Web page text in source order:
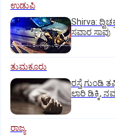
ಉಡುಪಿ
Shirva:
ಸವಾರ ಸಾವು
ತುಮಕೂರು
ರಸ್ತೆ ಗುಂಡಿ
ಲಾರಿ ಡಿಕ್ಕಿ,
ರಾಜ್ಯ